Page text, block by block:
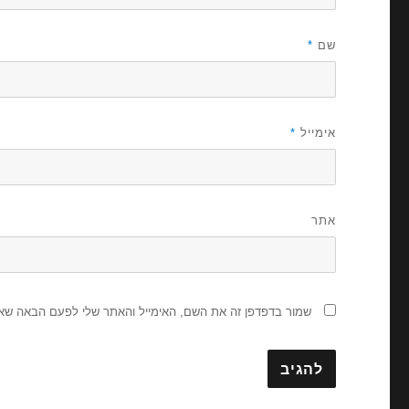
שם *
אימייל *
אתר
שמור בדפדפן זה את השם, האימייל והאתר שלי לפעם הבאה